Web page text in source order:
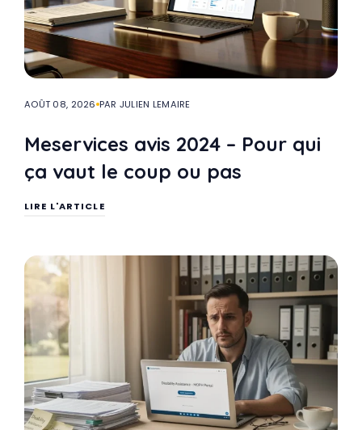
AOÛT 08, 2026 PAR JULIEN LEMAIRE
Meservices avis 2024 – Pour qui
ça vaut le coup ou pas
LIRE L'ARTICLE